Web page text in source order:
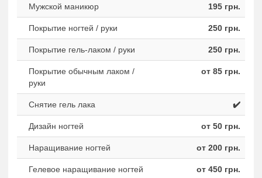
Мужской маникюр 195 грн.
Покрытие ногтей / руки 250 грн.
Покрытие гель-лаком / руки 250 грн.
Покрытие обычным лаком /
руки
от 85 грн.
Снятие гель лака ✔️
Дизайн ногтей от 50 грн.
Наращивание ногтей от 200 грн.
Гелевое наращивание ногтей от 450 грн.